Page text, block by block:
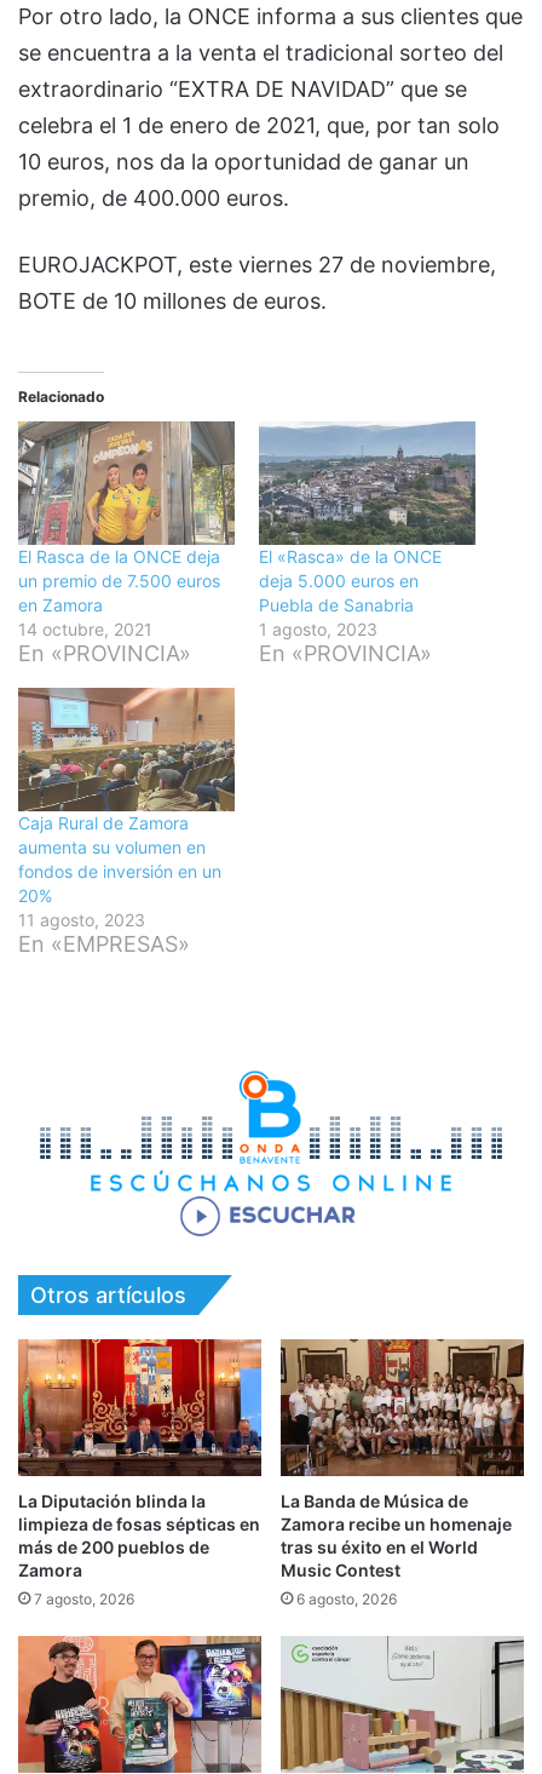
Por otro lado, la ONCE informa a sus clientes que
se encuentra a la venta el tradicional sorteo del
extraordinario “EXTRA DE NAVIDAD” que se
celebra el 1 de enero de 2021, que, por tan solo
10 euros, nos da la oportunidad de ganar un
premio, de 400.000 euros.
EUROJACKPOT, este viernes 27 de noviembre,
BOTE de 10 millones de euros.
Relacionado
El Rasca de la ONCE deja
un premio de 7.500 euros
en Zamora
14 octubre, 2021
En «PROVINCIA»
El «Rasca» de la ONCE
deja 5.000 euros en
Puebla de Sanabria
1 agosto, 2023
En «PROVINCIA»
Caja Rural de Zamora
aumenta su volumen en
fondos de inversión en un
20%
11 agosto, 2023
En «EMPRESAS»
Otros artículos
La Diputación blinda la
limpieza de fosas sépticas en
más de 200 pueblos de
Zamora
7 agosto, 2026
La Banda de Música de
Zamora recibe un homenaje
tras su éxito en el World
Music Contest
6 agosto, 2026